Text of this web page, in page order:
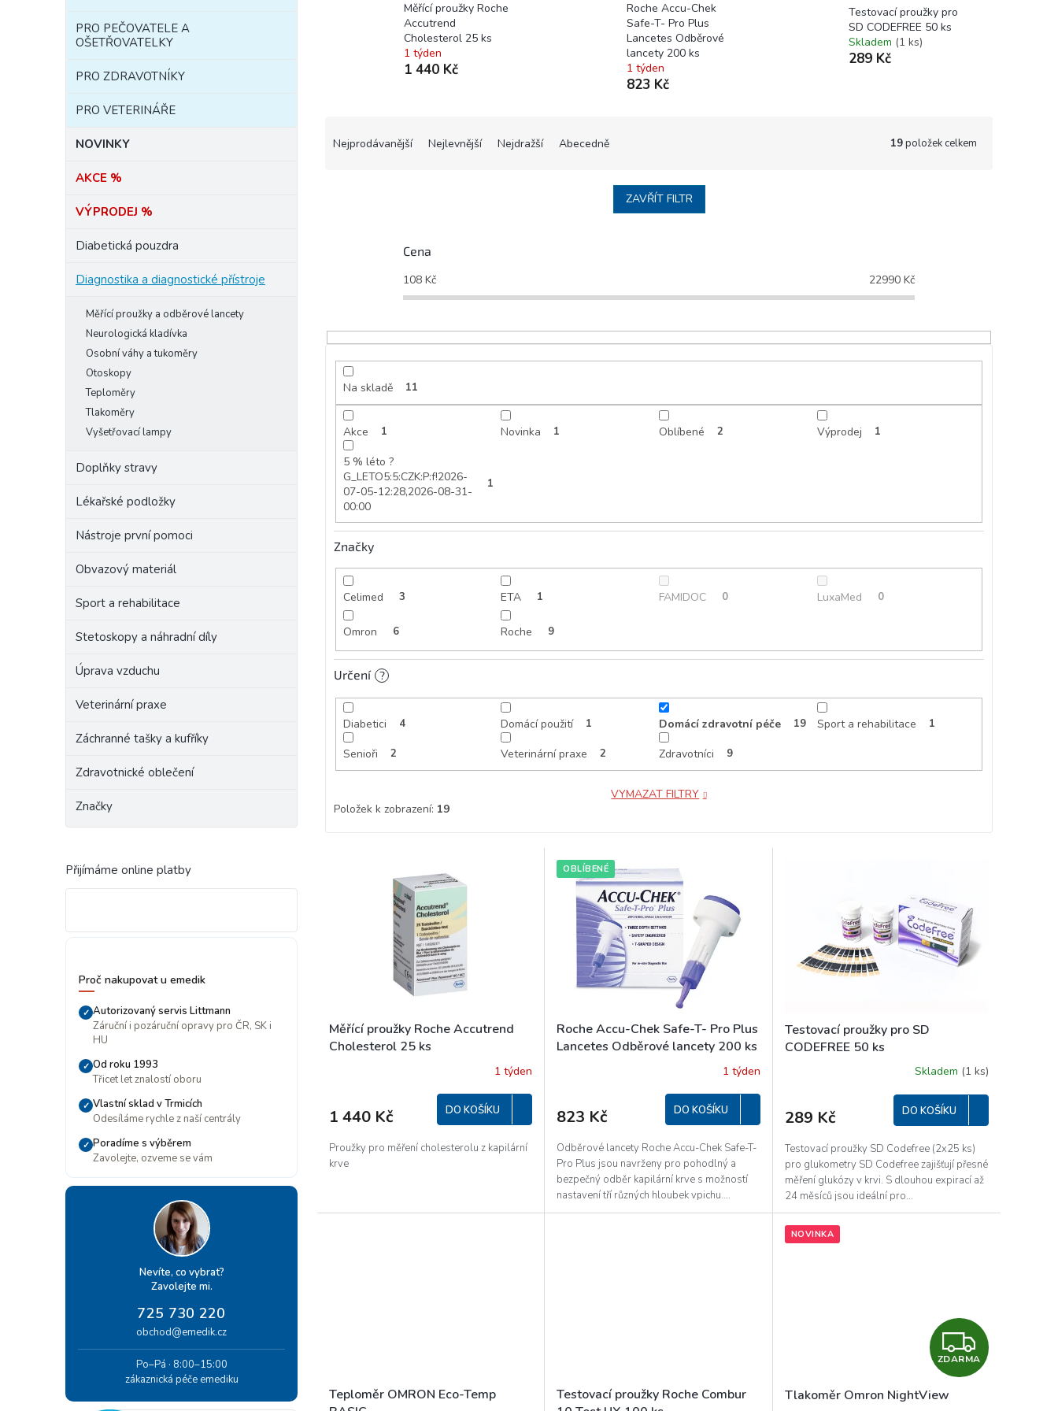
PRO PEČOVATELE A
OŠETŘOVATELKY
PRO ZDRAVOTNÍKY
PRO VETERINÁŘE
NOVINKY
AKCE %
VÝPRODEJ %
Diabetická pouzdra
Diagnostika a diagnostické přístroje
Měřící proužky a odběrové lancety
Neurologická kladívka
Osobní váhy a tukoměry
Otoskopy
Teploměry
Tlakoměry
Vyšetřovací lampy
Doplňky stravy
Lékařské podložky
Nástroje první pomoci
Obvazový materiál
Sport a rehabilitace
Stetoskopy a náhradní díly
Úprava vzduchu
Veterinární praxe
Záchranné tašky a kufříky
Zdravotnické oblečení
Značky
Přijímáme online platby
Proč nakupovat u emedik
✓ Autorizovaný servis Littmann
Záruční i pozáruční opravy pro ČR, SK i
HU
✓ Od roku 1993
Třicet let znalostí oboru
✓ Vlastní sklad v Trmicích
Odesíláme rychle z naší centrály
✓ Poradíme s výběrem
Zavolejte, ozveme se vám
Nevíte, co vybrat?
Zavolejte mi.
725 730 220
obchod@emedik.cz
Po–Pá · 8:00–15:00
zákaznická péče emediku
Měřící proužky Roche
Accutrend
Cholesterol 25 ks
1 týden
1 440 Kč
Roche Accu-Chek
Safe-T- Pro Plus
Lancetes Odběrové
lancety 200 ks
1 týden
823 Kč
Testovací proužky pro
SD CODEFREE 50 ks
Skladem (1 ks)
289 Kč
t
ů
Nejprodávanější Nejlevnější Nejdražší Abecedně 19položek celkem
ZAVŘÍT FILTR
Cena
108 Kč 22990 Kč
Na skladě 11
Akce 1 Novinka 1 Oblíbené 2 Výprodej 1
5 % léto ?
G_LETO5:5:CZK:P:f!2026-
07-05-12:28,2026-08-31-
00:00
1
Značky
Celimed 3 ETA 1 FAMIDOC 0 LuxaMed 0
Omron 6 Roche 9
Určení ?
Diabetici 4 Domácí použití 1 Domácí zdravotní péče 19 Sport a rehabilitace 1
Senioři 2 Veterinární praxe 2 Zdravotníci 9
VYMAZAT FILTRY
Položek k zobrazení: 19
k
t
Měřící proužky Roche Accutrend
Cholesterol 25 ks
je
z
5
1 týden
1 440 Kč DO KOŠÍKU
Proužky pro měření cholesterolu z kapilární
krve
OBLÍBENÉ
Roche Accu-Chek Safe-T- Pro Plus
Lancetes Odběrové lancety 200 ks
je
z
5
hvězdiček.
1 týden
823 Kč DO KOŠÍKU
Odběrové lancety Roche Accu-Chek Safe-T-
Pro Plus jsou navrženy pro pohodlný a
bezpečný odběr kapilární krve s možností
nastavení tří různých hloubek vpichu....
Testovací proužky pro SD
CODEFREE 50 ks
Skladem (1 ks)
289 Kč DO KOŠÍKU
Testovací proužky SD Codefree (2x25 ks)
pro glukometry SD Codefree zajišťují přesné
měření glukózy v krvi. S dlouhou expirací až
24 měsíců jsou ideální pro...
Teploměr OMRON Eco-Temp
Testovací proužky Roche Combur
NOVINKA
Z
D
ZDARMA
Tlakoměr Omron NightView